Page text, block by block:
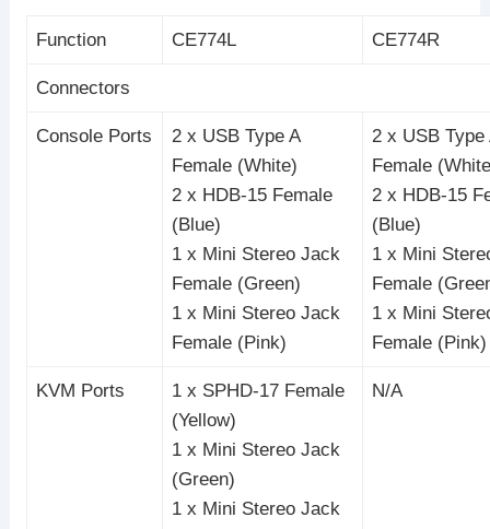
Function CE774L CE774R
Connectors
Console Ports
2 x USB Type A
Female (White)
2 x HDB-15 Female
(Blue)
1 x Mini Stereo Jack
Female (Green)
1 x Mini Stereo Jack
Female (Pink)
2 x USB Type
Female
2 x HDB-15
(Blue)
1 x Mini
Female
1 x Mini
Female (Pink)
KVM Ports
1 x SPHD-17 Female
(Yellow)
1 x Mini Stereo Jack
(Green)
1 x Mini Stereo Jack
N/A